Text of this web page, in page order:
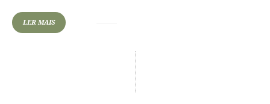
LER MAIS